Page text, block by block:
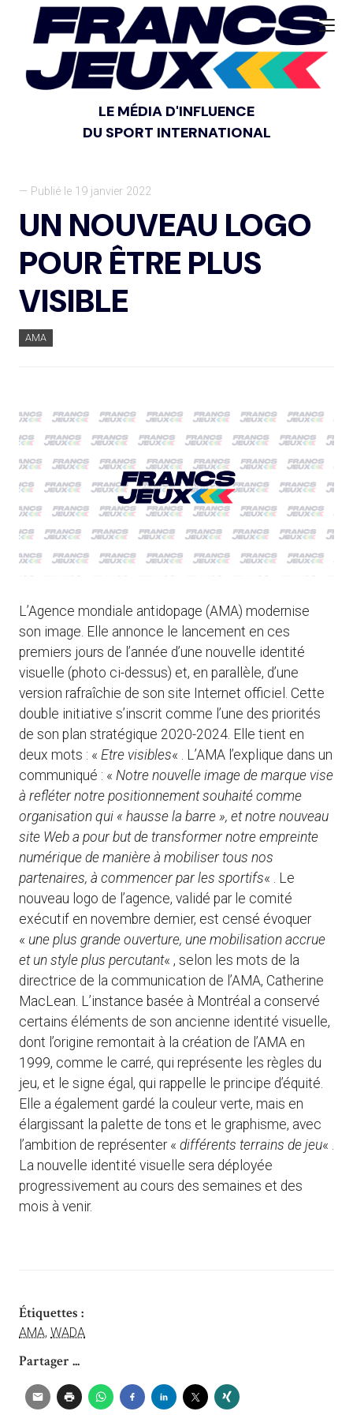
LE MÉDIA D'INFLUENCE
DU SPORT INTERNATIONAL
— Publié le 19 janvier 2022
UN NOUVEAU LOGO
POUR ÊTRE PLUS
VISIBLE
AMA
L’Agence mondiale antidopage (AMA) modernise
son image. Elle annonce le lancement en ces
premiers jours de l’année d’une nouvelle identité
visuelle (photo ci-dessus) et, en parallèle, d’une
version rafraîchie de son site Internet officiel. Cette
double initiative s’inscrit comme l’une des priorités
de son plan stratégique 2020-2024. Elle tient en
deux mots : « Etre visibles« . L’AMA l’explique dans un
communiqué : « Notre nouvelle image de marque vise
à refléter notre positionnement souhaité comme
organisation qui « hausse la barre », et notre nouveau
site Web a pour but de transformer notre empreinte
numérique de manière à mobiliser tous nos
partenaires, à commencer par les sportifs« . Le
nouveau logo de l’agence, validé par le comité
exécutif en novembre dernier, est censé évoquer
« une plus grande ouverture, une mobilisation accrue
et un style plus percutant« , selon les mots de la
directrice de la communication de l’AMA, Catherine
MacLean. L’instance basée à Montréal a conservé
certains éléments de son ancienne identité visuelle,
dont l’origine remontait à la création de l’AMA en
1999, comme le carré, qui représente les règles du
jeu, et le signe égal, qui rappelle le principe d’équité.
Elle a également gardé la couleur verte, mais en
élargissant la palette de tons et le graphisme, avec
l’ambition de représenter « différents terrains de jeu« .
La nouvelle identité visuelle sera déployée
progressivement au cours des semaines et des
mois à venir.
Étiquettes :
AMA, WADA
Partager ...